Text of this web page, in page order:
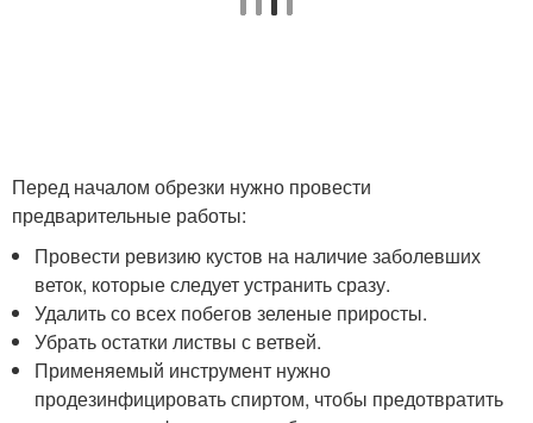
Перед началом обрезки нужно провести
предварительные работы:
Провести ревизию кустов на наличие заболевших
веток, которые следует устранить сразу.
Удалить со всех побегов зеленые приросты.
Убрать остатки листвы с ветвей.
Применяемый инструмент нужно
продезинфицировать спиртом, чтобы предотвратить